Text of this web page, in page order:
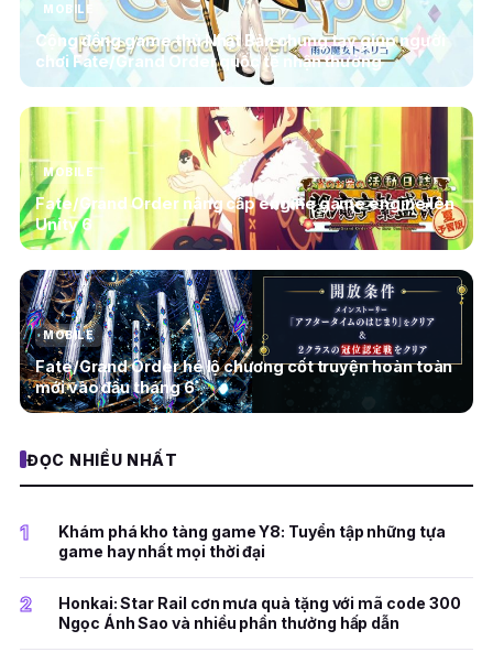
MOBILE
Cộng đồng game thủ Nhật Bản chung tay giúp người
chơi Fate/Grand Order quốc tế nhận thưởng
MOBILE
Fate/Grand Order nâng cấp engine game engine lên
Unity 6
MOBILE
Fate/Grand Order hé lộ chương cốt truyện hoàn toàn
mới vào đầu tháng 6
ĐỌC NHIỀU NHẤT
1
Khám phá kho tàng game Y8: Tuyển tập những tựa
game hay nhất mọi thời đại
2
Honkai: Star Rail cơn mưa quà tặng với mã code 300
Ngọc Ánh Sao và nhiều phần thưởng hấp dẫn